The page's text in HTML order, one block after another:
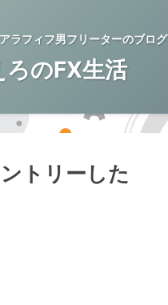
ラフィフ男フリーターのブログ
のFX生活
トリーした